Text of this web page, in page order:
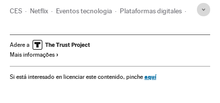
CES Netflix Eventos tecnologia Plataformas digitales
Internet Televisão Eventos
Meios comunicação
Comunicação Sociedade Comunicações Ciência
Adere a
Mais informações
Si está interesado en licenciar este contenido, pinche aquí